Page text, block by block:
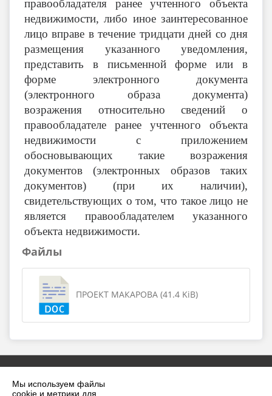
Мы используем файлы
cookie и метрики для
правообладателя ранее учтенного объекта
недвижимости, либо иное заинтересованное
лицо вправе в течение тридцати дней со дня
размещения указанного уведомления,
представить в письменной форме или в
форме электронного документа
(электронного образа документа)
возражения относительно сведений о
правообладателе ранее учтенного объекта
недвижимости с приложением
обосновывающих такие возражения
документов (электронных образов таких
документов) (при их наличии),
свидетельствующих о том, что такое лицо не
является правообладателем указанного
объекта недвижимости.
Файлы
ПРОЕКТ МАКАРОВА (41.4 KiB)